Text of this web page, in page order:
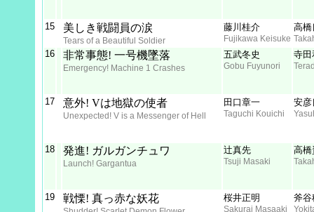
15 美しき戦闘員の涙
Tears of a Beautiful Soldier
藤川桂介
Fujikawa Keisuke
高橋
16 非常事態! 一号機墜落
Emergency! Machine 1 Crashes
五武冬史
Gobu Fuyunori
寺田
17 意外! Vは地獄の使者
Unexpected! V is a Messenger of Hell
田口章一
Taguchi Kouichi
安彦
18 発進! ガルガンチュワ
Launch! Gargantua
辻真先
Tsuji Masaki
高橋
19 戦慄! 真っ赤な妖花 桜井正明
Sakurai Masaaki
斧谷